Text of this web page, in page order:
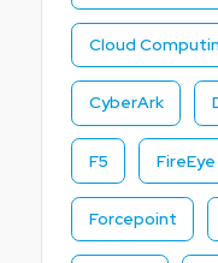
Cloud
CyberArk
F5 FireEye
Forcepoint